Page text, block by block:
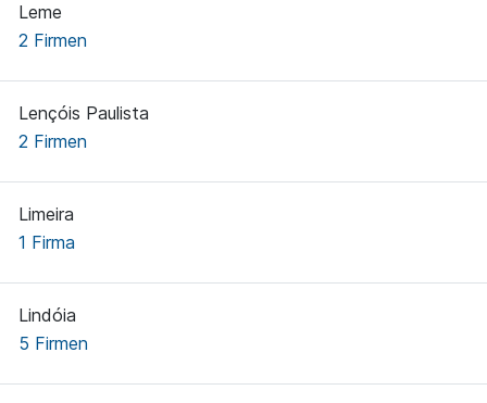
Leme
2 Firmen
Lençóis Paulista
2 Firmen
Limeira
1 Firma
Lindóia
5 Firmen